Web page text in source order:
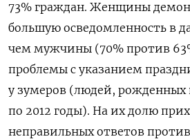
73% граждан. Женщины
большую осведомленность в
чем мужчины (70% против
проблемы с указанием
у зумеров (людей, рожденных
по 2012 годы). На их долю
неправильных ответов